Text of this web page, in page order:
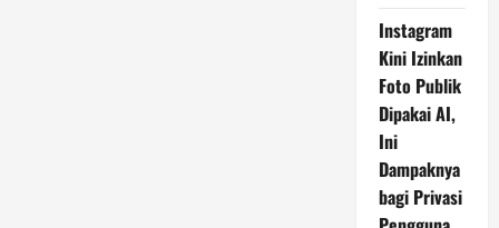
Instagram
Kini Izinkan
Foto Publik
Dipakai AI,
Ini
Dampaknya
bagi Privasi